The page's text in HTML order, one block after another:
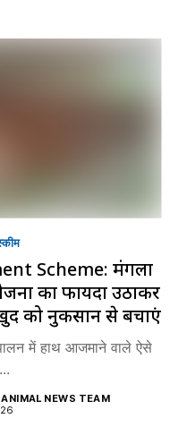
Scheme: मंगला
का फायदा उठाकर
को नुकसान से बचाएं
में हाथ आजमाने वाले ऐसे
NEWS TEAM